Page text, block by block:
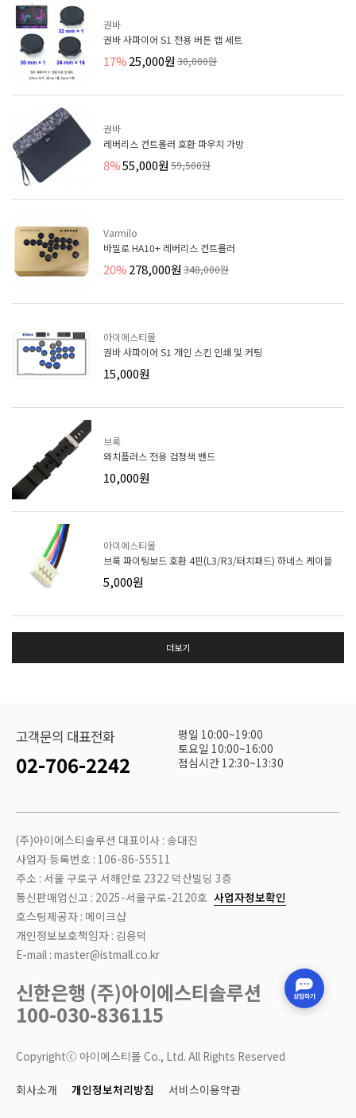
권바
권바 사파이어 S1 전용 버튼 캡 세트
17%25,000원 30,000원
권바
레버리스 컨트롤러 호환 파우치 가방
8%55,000원 59,500원
Varmilo
바밀로 HA10+ 레버리스 컨트롤러
20%278,000원 348,000원
아이에스티몰
권바 사파이어 S1 개인 스킨 인쇄 및 커팅
15,000원
브룩
와치플러스 전용 검정색 밴드
10,000원
아이에스티몰
브룩 파이팅보드 호환 4핀(L3/R3/터치패드) 하네스 케이블
5,000원
더보기
고객문의 대표전화
02-706-2242
평일 10:00~19:00
토요일 10:00~16:00
점심시간 12:30~13:30
(주)아이에스티솔루션 대표이사 : 송대진
사업자 등록번호 : 106-86-55511
주소 : 서울 구로구 서해안로 2322 덕산빌딩 3층
통신판매업신고 : 2025-서울구로-2120호 사업자정보확인
호스팅제공자 : 메이크샵
개인정보보호책임자 : 김용덕
E-mail : master@istmall.co.kr
신한은행 (주)아이에스티솔루션
100-030-836115
Copyrightⓒ 아이에스티몰 Co., Ltd. All Rights Reserved
회사소개 개인정보처리방침 서비스이용약관